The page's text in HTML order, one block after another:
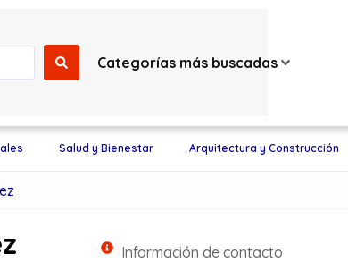
Categorías más buscadas
Salud y Bienestar Arquitectura y Construcción
Información de contacto